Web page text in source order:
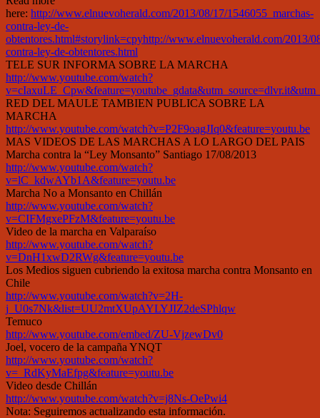
here: http://www.elnuevoherald.com/2013/08/17/1546055_marchas-
contra-ley-de-
obtentores.html#storylink=cpyhttp://www.elnuevoherald.com/2013/
contra-ley-de-obtentores.html
TELE SUR INFORMA SOBRE LA MARCHA
http://www.youtube.com/watch?
RED DEL MAULE TAMBIEN PUBLICA SOBRE LA
MARCHA
http://www.youtube.com/watch?v=P2F9oagJIq0&feature=youtu.be
MAS VIDEOS DE LAS MARCHAS A LO LARGO DEL PAIS
Marcha contra la “Ley Monsanto” Santiago 17/08/2013
http://www.youtube.com/watch?
v=lC_kdwAYb1A&feature=youtu.be
Marcha No a Monsanto en Chillán
http://www.youtube.com/watch?
v=CIFMgxePFzM&feature=youtu.be
Video de la marcha en Valparaíso
http://www.youtube.com/watch?
v=DnH1xwD2RWg&feature=youtu.be
Los Medios siguen cubriendo la exitosa marcha contra Monsanto en
Chile
http://www.youtube.com/watch?v=2H-
j_U0s7Nk&list=UU2mtXUpAYLYJIZ2deSPhlqw
Temuco
http://www.youtube.com/embed/ZU-VjzewDv0
Joel, vocero de la campaña YNQT
http://www.youtube.com/watch?
v=_RdKyMaEfpg&feature=youtu.be
Video desde Chillán
http://www.youtube.com/watch?v=j8Ns-OePwi4
Nota: Seguiremos actualizando esta información.